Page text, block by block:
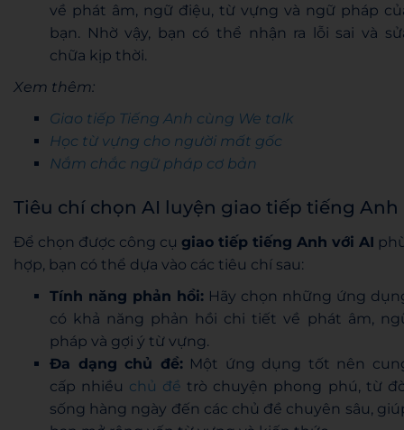
về phát âm, ngữ điệu, từ vựng và ngữ pháp
bạn. Nhờ vậy, bạn có thể nhận ra lỗi sai và
chữa kịp thời.
Xem thêm:
Giao tiếp Tiếng Anh cùng We talk
Học từ vựng cho người mất gốc
Nắm chắc ngữ pháp cơ bản
Tiêu chí chọn AI luyện giao tiếp tiếng Anh
Để chọn được công cụ giao tiếp tiếng Anh với AI
hợp, bạn có thể dựa vào các tiêu chí sau:
Tính năng phản hồi:Hãy chọn những ứng
có khả năng phản hồi chi tiết về phát âm,
pháp và gợi ý từ vựng.
Đa dạng chủ đề:Một ứng dụng tốt nên
cấp nhiều chủ đề trò chuyện phong phú, từ
sống hàng ngày đến các chủ đề chuyên sâu,